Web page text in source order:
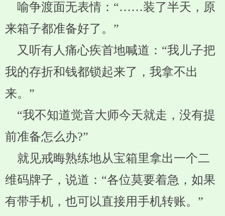
喻争渡面无表情：“……装了半天，原
来箱子都准备好了。”
又听有人痛心疾首地喊道：“我儿子把
我的存折和钱都锁起来了，我拿不出
来。”
“我不知道觉音大师今天就走，没有提
前准备怎么办?”
就见戒晦熟练地从宝箱里拿出一个二
维码牌子，说道：“各位莫要着急，如果
有带手机，也可以直接用手机转账。”